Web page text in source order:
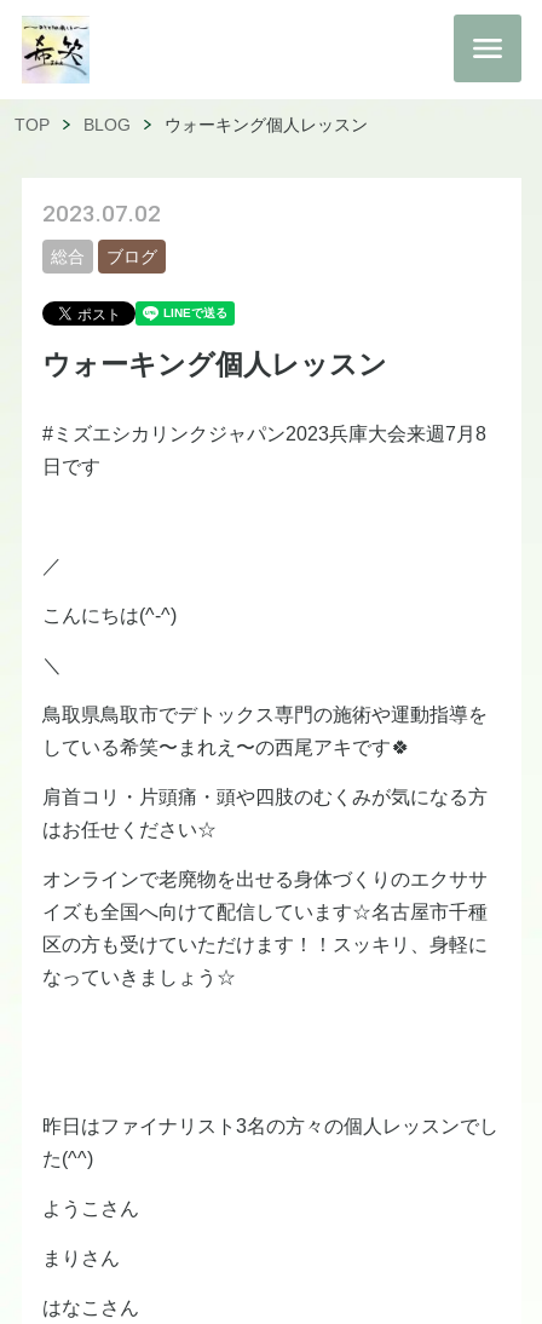
TOP BLOG ウォーキング個人レッスン
2023.07.02
総合 ブログ
ウォーキング個人レッスン
#ミズエシカリンクジャパン2023兵庫大会来週7月8
日です
／
こんにちは(^-^)
＼
鳥取県鳥取市でデトックス専門の施術や運動指導を
している希笑〜まれえ〜の西尾アキです🍀
肩首コリ・片頭痛・頭や四肢のむくみが気になる方
はお任せください☆
オンラインで老廃物を出せる身体づくりのエクササ
イズも全国へ向けて配信しています☆名古屋市千種
区の方も受けていただけます！！スッキリ、身軽に
なっていきましょう☆
昨日はファイナリスト3名の方々の個人レッスンでし
た(^^)
ようこさん
まりさん
はなこさん